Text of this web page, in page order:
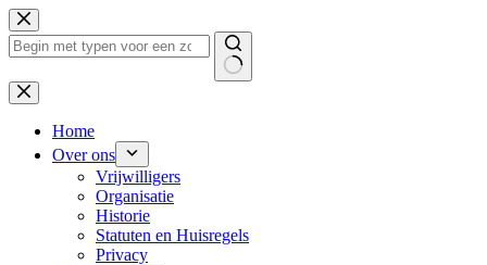
Ga
naar
de
Geen
resultaten
Home
Over ons
Vrijwilligers
Organisatie
Historie
Statuten en Huisregels
Privacy